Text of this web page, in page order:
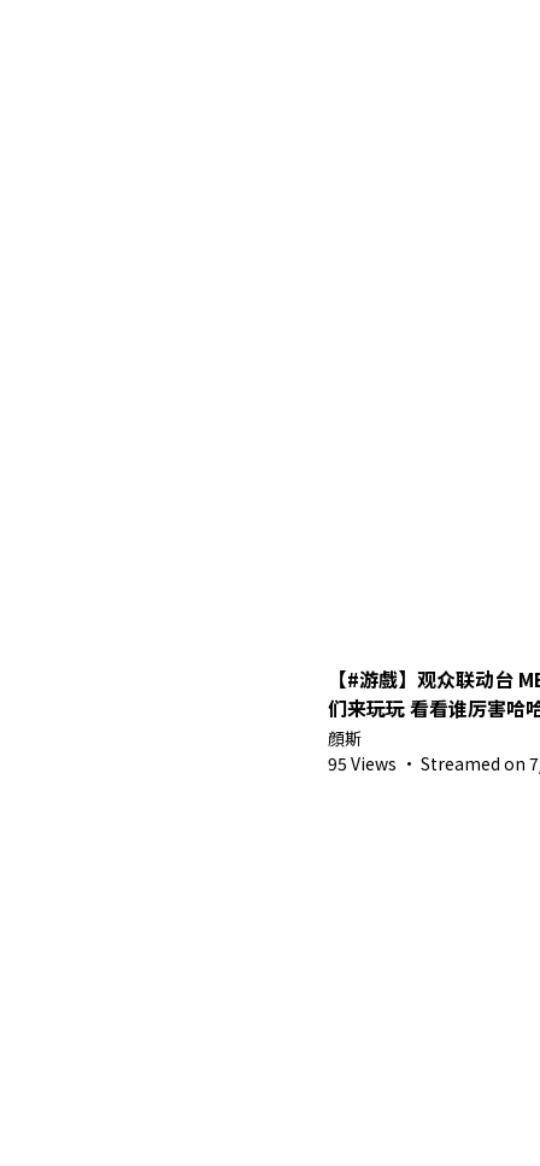
【#游戲】观众联动台
们来玩玩 看看谁厉害哈
顔斯
95 Views · Streamed on